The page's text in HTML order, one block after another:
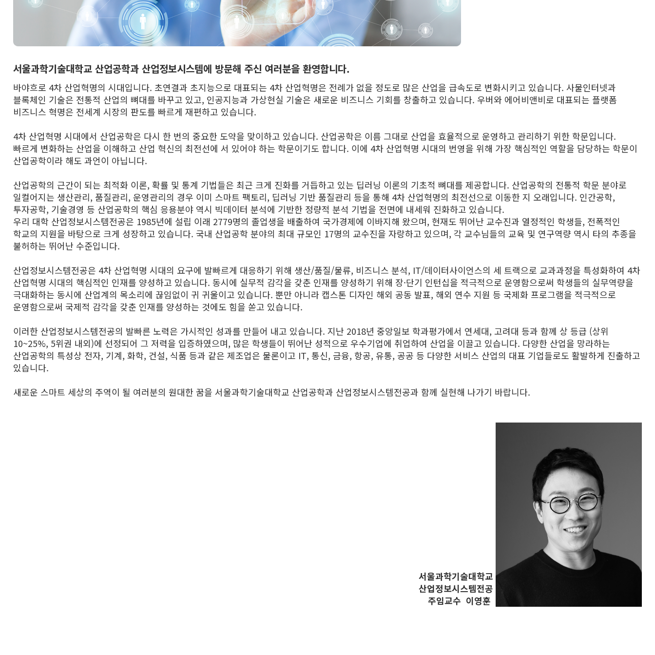
서울과학기술대학교 산업공학과 산업정보시스템에 방문해 주신 여러분을 환영합니다.
바야흐로 4차 산업혁명의 시대입니다. 초연결과 초지능으로 대표되는 4차 산업혁명은 전례가 없을 정도로 많은 산업을 급속도로 변화시키고 있습니다. 사물인터넷과
블록체인 기술은 전통적 산업의 뼈대를 바꾸고 있고, 인공지능과 가상현실 기술은 새로운 비즈니스 기회를 창출하고 있습니다. 우버와 에어비앤비로 대표되는 플랫폼
비즈니스 혁명은 전세계 시장의 판도를 빠르게 재편하고 있습니다.
4차 산업혁명 시대에서 산업공학은 다시 한 번의 중요한 도약을 맞이하고 있습니다. 산업공학은 이름 그대로 산업을 효율적으로 운영하고 관리하기 위한 학문입니다.
빠르게 변화하는 산업을 이해하고 산업 혁신의 최전선에 서 있어야 하는 학문이기도 합니다. 이에 4차 산업혁명 시대의 번영을 위해 가장 핵심적인 역할을 담당하는 학문이
산업공학이라 해도 과언이 아닙니다.
산업공학의 근간이 되는 최적화 이론, 확률 및 통계 기법들은 최근 크게 진화를 거듭하고 있는 딥러닝 이론의 기초적 뼈대를 제공합니다. 산업공학의 전통적 학문 분야로
일컬어지는 생산관리, 품질관리, 운영관리의 경우 이미 스마트 팩토리, 딥러닝 기반 품질관리 등을 통해 4차 산업혁명의 최전선으로 이동한 지 오래입니다. 인간공학,
투자공학, 기술경영 등 산업공학의 핵심 응용분야 역시 빅데이터 분석에 기반한 정량적 분석 기법을 전면에 내세워 진화하고 있습니다.
우리 대학 산업정보시스템전공은 1985년에 설립 이래 2779명의 졸업생을 배출하여 국가경제에 이바지해 왔으며, 현재도 뛰어난 교수진과 열정적인 학생들, 전폭적인
학교의 지원을 바탕으로 크게 성장하고 있습니다. 국내 산업공학 분야의 최대 규모인 17명의 교수진을 자랑하고 있으며, 각 교수님들의 교육 및 연구역량 역시 타의 추종을
불허하는 뛰어난 수준입니다.
산업정보시스템전공은 4차 산업혁명 시대의 요구에 발빠르게 대응하기 위해 생산/품질/물류, 비즈니스 분석, IT/데이터사이언스의 세 트랙으로 교과과정을 특성화하여 4차
산업혁명 시대의 핵심적인 인재를 양성하고 있습니다. 동시에 실무적 감각을 갖춘 인재를 양성하기 위해 장·단기 인턴십을 적극적으로 운영함으로써 학생들의 실무역량을
극대화하는 동시에 산업계의 목소리에 끊임없이 귀 귀울이고 있습니다. 뿐만 아니라 캡스톤 디자인 해외 공동 발표, 해외 연수 지원 등 국제화 프로그램을 적극적으로
운영함으로써 국제적 감각을 갖춘 인재를 양성하는 것에도 힘을 쏟고 있습니다.
이러한 산업정보시스템전공의 발빠른 노력은 가시적인 성과를 만들어 내고 있습니다. 지난 2018년 중앙일보 학과평가에서 연세대, 고려대 등과 함께 상 등급 (상위
10~25%, 5위권 내외)에 선정되어 그 저력을 입증하였으며, 많은 학생들이 뛰어난 성적으로 우수기업에 취업하여 산업을 이끌고 있습니다. 다양한 산업을 망라하는
산업공학의 특성상 전자, 기계, 화학, 건설, 식품 등과 같은 제조업은 물론이고 IT, 통신, 금융, 항공, 유통, 공공 등 다양한 서비스 산업의 대표 기업들로도 활발하게 진출하고
있습니다.
새로운 스마트 세상의 주역이 될 여러분의 원대한 꿈을 서울과학기술대학교 산업공학과 산업정보시스템전공과 함께 실현해 나가기 바랍니다.
서울과학기술대학교
산업정보시스템전공
주임교수 이영훈